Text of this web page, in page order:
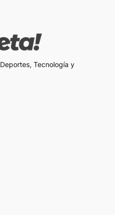
Tecnología y